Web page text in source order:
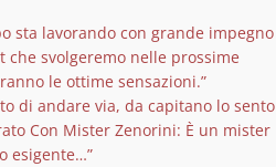
sta lavorando con grande impegno
che svolgeremo nelle prossime
le ottime sensazioni.”
di andare via, da capitano lo sento
Con Mister Zenorini: È un mister
esigente…”